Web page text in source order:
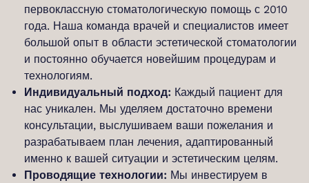
первоклассную стоматологическую помощь с 2010
года. Наша команда врачей и специалистов имеет
большой опыт в области эстетической стоматологии
и постоянно обучается новейшим процедурам и
технологиям.
Индивидуальный подход: Каждый пациент для
нас уникален. Мы уделяем достаточно времени
консультации, выслушиваем ваши пожелания и
разрабатываем план лечения, адаптированный
именно к вашей ситуации и эстетическим целям.
Проводящие технологии: Мы инвестируем в